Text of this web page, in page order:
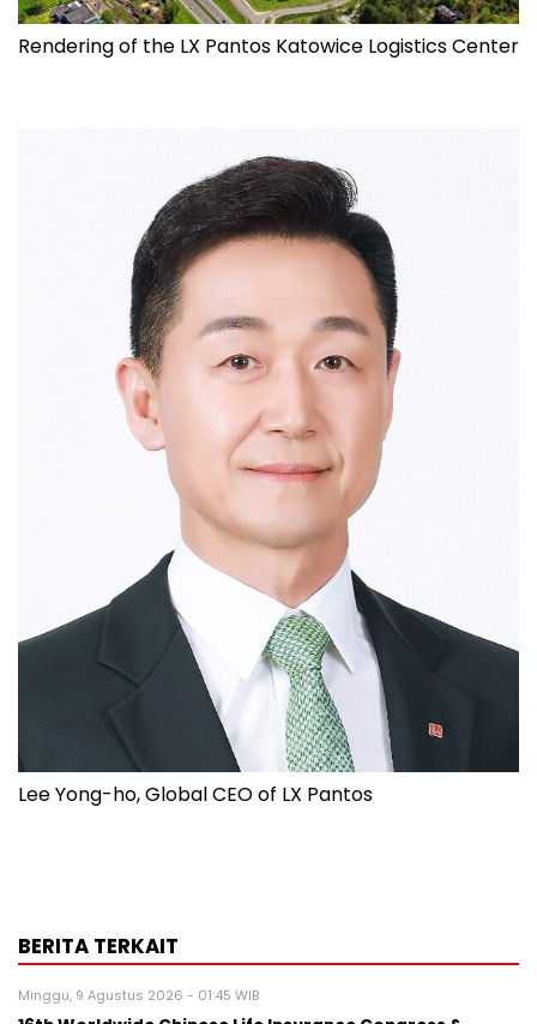
Rendering of the LX Pantos Katowice Logistics Center
Lee Yong-ho, Global CEO of LX Pantos
BERITA TERKAIT
Minggu, 9 Agustus 2026 - 01:45 WIB